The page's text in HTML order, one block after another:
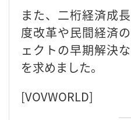
また、二桁経済成
度改革や民間経済
ェクトの早期解決
を求めました。
[VOVWORLD]